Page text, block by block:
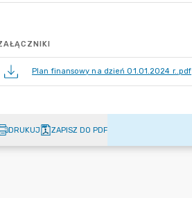
Plan finansowy na dzień 01.01.2024 r..pdf
DRUKUJ ZAPISZ DO PDF